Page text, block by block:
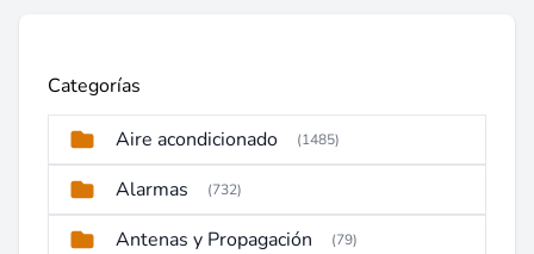
Categorías
Aire acondicionado (1485)
Alarmas (732)
Antenas y Propagación (79)